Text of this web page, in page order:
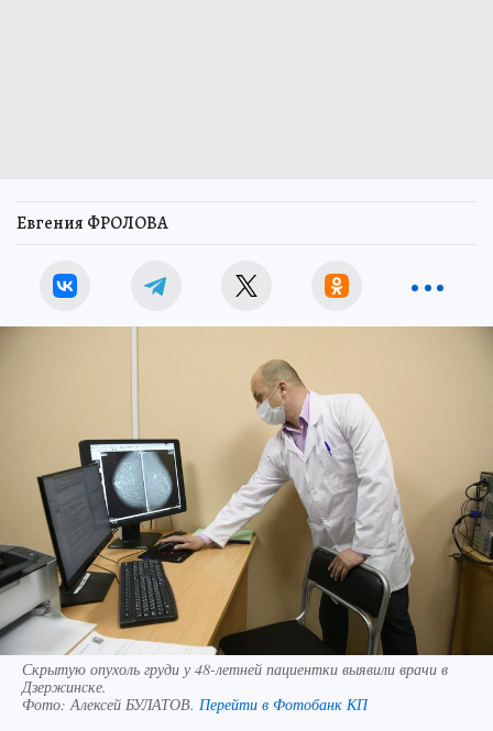
Евгения ФРОЛОВА
Скрытую опухоль груди у 48-летней пациентки выявили врачи в
Дзержинске.
Фото: Алексей БУЛАТОВ. Перейти в Фотобанк КП